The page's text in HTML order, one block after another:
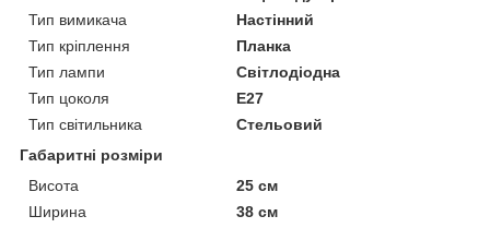
Тип вимикача
Настінний
Тип кріплення
Планка
Тип лампи
Світлодіодна
Тип цоколя
E27
Тип світильника
Стельовий
Габаритні розміри
Висота
25 см
Ширина
38 см